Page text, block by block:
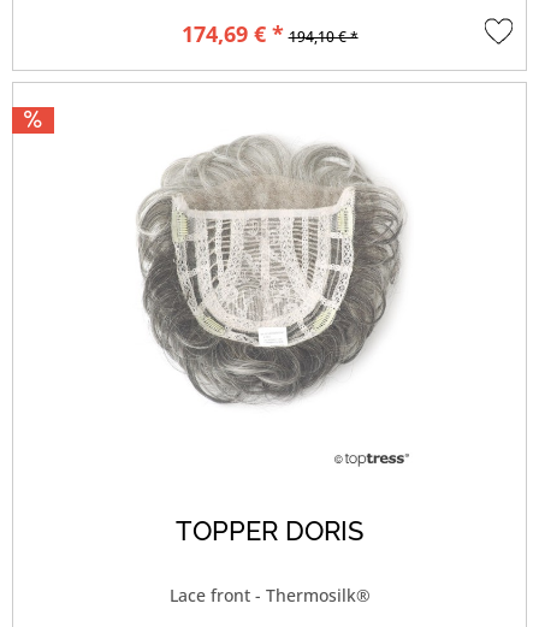
174,69 € * 194,10 € *
TOPPER DORIS
Lace front - Thermosilk®